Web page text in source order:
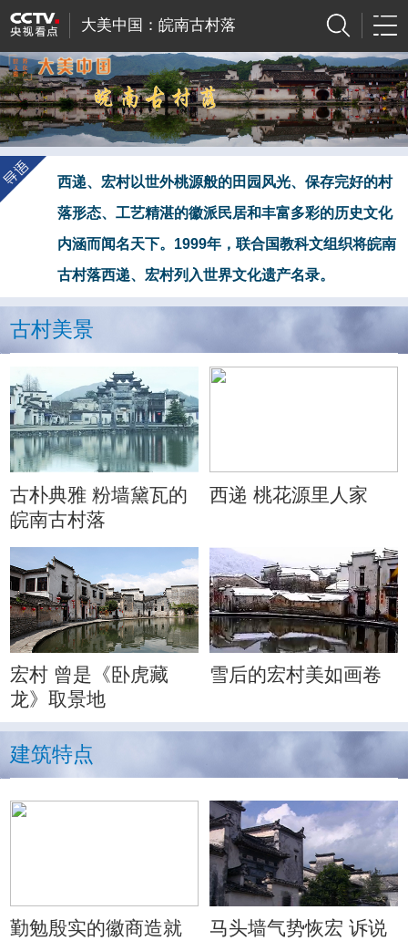
大美中国：皖南古村落
西递、宏村以世外桃源般的田园风光、保存完好的村
落形态、工艺精湛的徽派民居和丰富多彩的历史文化
内涵而闻名天下。1999年，联合国教科文组织将皖南
古村落西递、宏村列入世界文化遗产名录。
古村美景
古朴典雅 粉墙黛瓦的
皖南古村落
西递 桃花源里人家
宏村 曾是《卧虎藏
龙》取景地
雪后的宏村美如画卷
建筑特点
勤勉殷实的徽商造就
马头墙气势恢宏 诉说